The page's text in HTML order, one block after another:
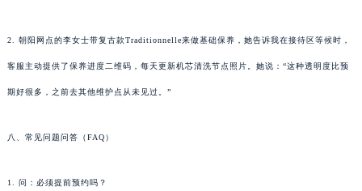
2. 朝阳网点的李女士带复古款Traditionnelle来做基础保养，她告诉我在接待区等候时，
客服主动提供了保养进度二维码，每天更新机芯清洗节点照片。她说：“这种透明度比预
期好很多，之前去其他维护点从未见过。”
八、常见问题问答（FAQ）
1. 问：必须提前预约吗？